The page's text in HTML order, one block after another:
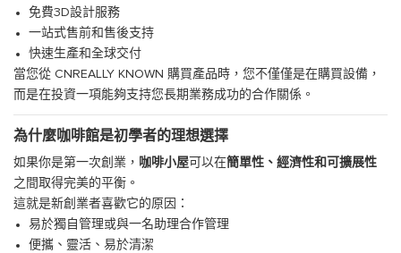
免費3D設計服務
一站式售前和售後支持
快速生產和全球交付
當您從 CNREALLY KNOWN 購買產品時，您不僅僅是在購買設備，
而是在投資一項能夠支持您長期業務成功的合作關係。
為什麼咖啡館是初學者的理想選擇
如果你是第一次創業， 咖啡小屋可以在簡單性、經濟性和可擴展性
之間取得完美的平衡。
這就是新創業者喜歡它的原因：
易於獨自管理或與一名助理合作管理
便攜、靈活、易於清潔